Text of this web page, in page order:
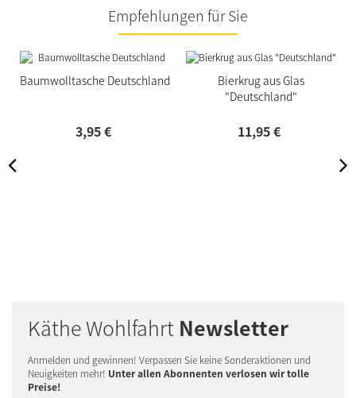
Empfehlungen für Sie
Baumwolltasche Deutschland
3,95€
Bierkrug aus Glas
"Deutschland"
11,95€
Käthe Wohlfahrt Newsletter
Anmelden und gewinnen! Verpassen Sie keine Sonderaktionen und
Neuigkeiten mehr! Unter allen Abonnenten verlosen wir tolle
Preise!